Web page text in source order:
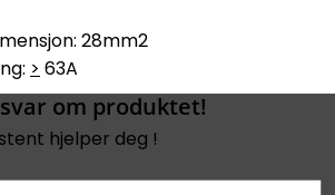
28mm2
> 63A
om produktet!
hjelper deg !